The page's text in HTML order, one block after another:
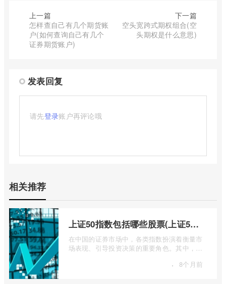
上一篇
怎样查自己有几个期货账
户(如何查询自己有几个
证券期货账户)
下一篇
空头宽跨式期权组合(空
头期权是什么意思)
发表回复
请先登录账户再评论哦
相关推荐
上证50指数包括哪些股票(上证50指数包含哪些股票)
在中国的证券市场中，各类指数扮演着衡量市
场表现、引导投资决策的重要角色。其中，上
· 8个月前